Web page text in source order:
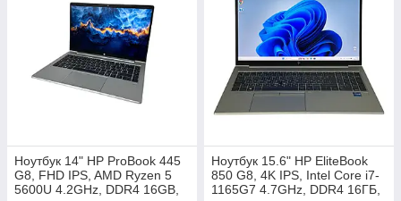
Ноутбук 14" HP ProBook 445
G8, FHD IPS, AMD Ryzen 5
5600U 4.2GHz, DDR4 16GB,
Ноутбук 15.6" HP EliteBook
850 G8, 4K IPS, Intel Core i7-
1165G7 4.7GHz, DDR4 16ГБ,